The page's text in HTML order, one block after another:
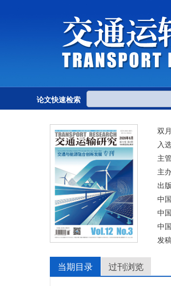
论文快速检索
双
入
主
主
出
中
中
中
发
当期目录 过刊浏览